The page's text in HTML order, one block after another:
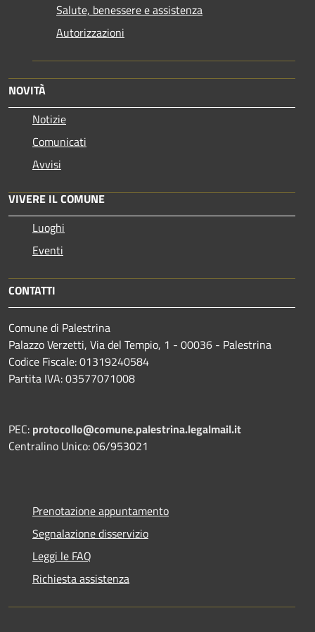
Salute, benessere e assistenza
Autorizzazioni
NOVITÀ
Notizie
Comunicati
Avvisi
VIVERE IL COMUNE
Luoghi
Eventi
CONTATTI
Comune di Palestrina
Palazzo Verzetti, Via del Tempio, 1 - 00036 - Palestrina
Codice Fiscale: 01319240584
Partita IVA: 03577071008
PEC: protocollo@comune.palestrina.legalmail.it
Centralino Unico: 06/953021
Prenotazione appuntamento
Segnalazione disservizio
Leggi le FAQ
Richiesta assistenza